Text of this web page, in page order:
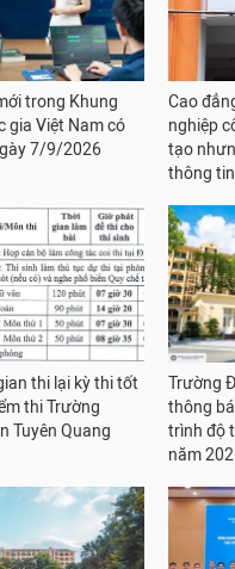
trong Khung
gia Việt Nam có
7/9/2026
Cao
nghiệp
tạo
thông tin
thi lại kỳ thi tốt
thi Trường
Tuyên Quang
Trường
thông
trình độ
năm